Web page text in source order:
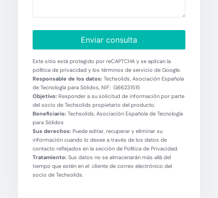
Enviar consulta
Este sitio está protegido por reCAPTCHA y se aplican la
política de privacidad y los términos de servicio de Google.
Responsable de los datos:Techsolids, Asociación Española
de Tecnología para Sólidos, NIF: G66231515
Objetivo:Responder a su solicitud de información por parte
del socio de Techsolids propietario del producto.
Beneficiario:Techsolids, Asociación Española de Tecnología
para Sólidos
Sus derechos:Puede editar, recuperar y eliminar su
información cuando lo desee a través de los datos de
contacto reflejados en la sección de Política de Privacidad.
Tratamiento:Sus datos no se almacenarán más allá del
tiempo que estén en el cliente de correo electrónico del
socio de Techsolids.